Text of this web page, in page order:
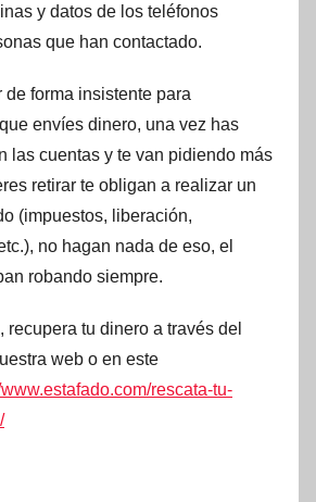
y datos de los teléfonos
que han contactado.
de forma insistente para
envíes dinero, una vez has
las cuentas y te van pidiendo más
retirar te obligan a realizar un
(impuestos, liberación,
no hagan nada de eso, el
robando siempre.
recupera tu dinero a través del
web o en este
www.estafado.com/rescata-tu-